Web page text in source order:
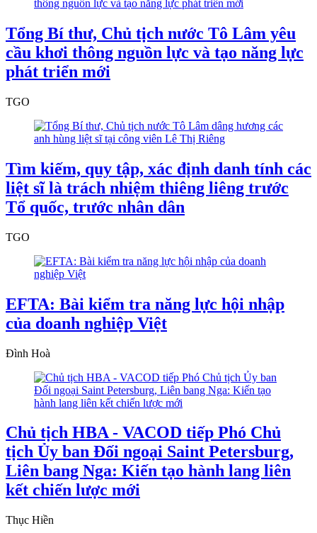
Tổng Bí thư, Chủ tịch nước Tô Lâm yêu
cầu khơi thông nguồn lực và tạo năng lực
phát triển mới
TGO
Tìm kiếm, quy tập, xác định danh tính các
liệt sĩ là trách nhiệm thiêng liêng trước
Tổ quốc, trước nhân dân
TGO
EFTA: Bài kiểm tra năng lực hội nhập
của doanh nghiệp Việt
Đình Hoà
Chủ tịch HBA - VACOD tiếp Phó Chủ
tịch Ủy ban Đối ngoại Saint Petersburg,
Liên bang Nga: Kiến tạo hành lang liên
kết chiến lược mới
Thục Hiền